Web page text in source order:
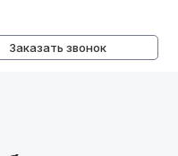
Заказать звонок